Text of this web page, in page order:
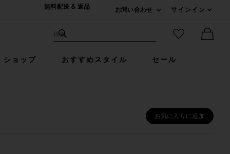
無料配送 & 返品
お問い合わせ
サインイン
サイト検索
検索
お気に入り
ショップ おすすめスタイル セール
お気に入りに追加